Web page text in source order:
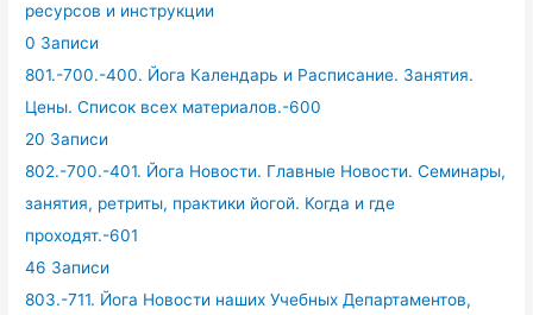
ресурсов и инструкции
0 Записи
801.-700.-400. Йога Календарь и Расписание. Занятия.
Цены. Список всех материалов.-600
20 Записи
802.-700.-401. Йога Новости. Главные Новости. Семинары,
занятия, ретриты, практики йогой. Когда и где
проходят.-601
46 Записи
803.-711. Йога Новости наших Учебных Департаментов,